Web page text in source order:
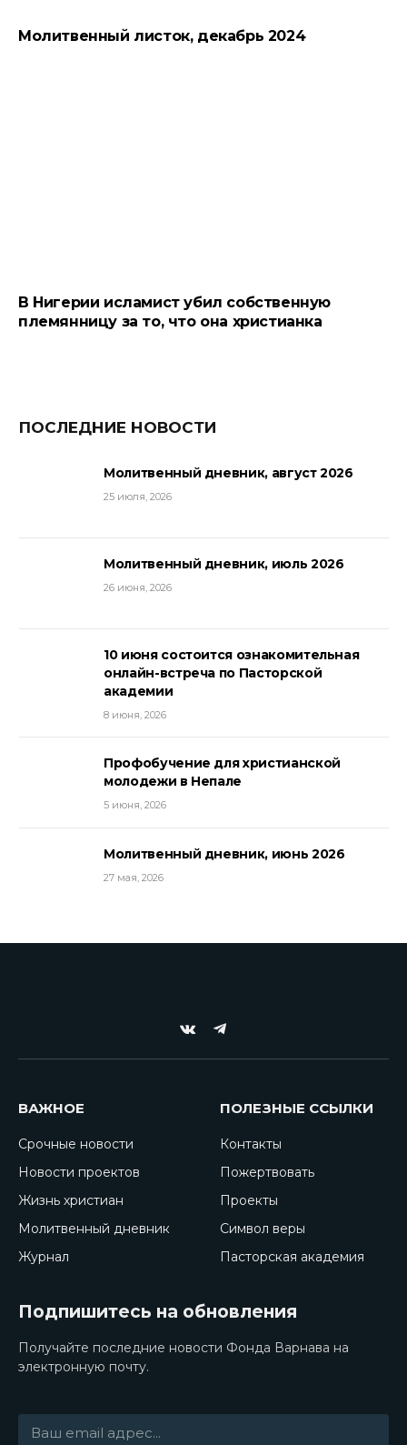
Молитвенный листок, декабрь 2024
В Нигерии исламист убил собственную
племянницу за то, что она христианка
ПОСЛЕДНИЕ НОВОСТИ
Молитвенный дневник, август 2026
25 июля, 2026
Молитвенный дневник, июль 2026
26 июня, 2026
10 июня состоится ознакомительная
онлайн-встреча по Пасторской
академии
8 июня, 2026
Профобучение для христианской
молодежи в Непале
5 июня, 2026
Молитвенный дневник, июнь 2026
27 мая, 2026
VKontakte
Telegram
ВАЖНОЕ
Срочные новости
Новости проектов
Жизнь христиан
Молитвенный дневник
Журнал
ПОЛЕЗНЫЕ ССЫЛКИ
Контакты
Пожертвовать
Проекты
Символ веры
Пасторская академия
Подпишитесь на обновления
Получайте последние новости Фонда Варнава на
электронную почту.